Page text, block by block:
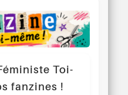
Toi-
fanzines !